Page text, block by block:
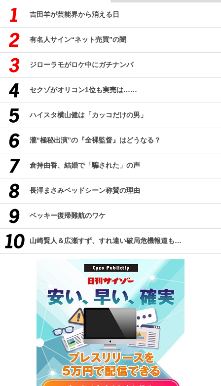
吉田羊が芸能界から消える日
有名人サイン“ネット売買”の闇
ジローラモがロケ中にガチナンパ
セクゾがオリコン1位も実売は……
ハイスタ横山健は「カッコだけの男」
瀧“極秘出演”の『全裸監督』はどうなる？
倉持由香、結婚で「騙された」の声
長澤まさみベッドシーン称賛の理由
ベッキー復帰難航のワケ
山崎賢人＆広瀬すず、すれ違い破局危機報道も…